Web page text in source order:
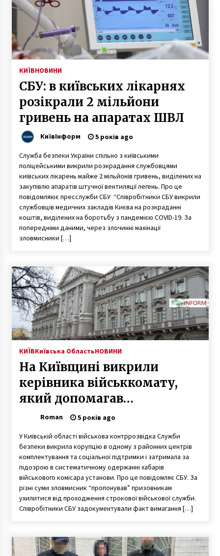
КИЇВНОВИНИ
СБУ: в київських лікарнях
розікрали 2 мільйони
гривень на апаратах ШВЛ
КиївІнформ 5 років ago
Служба безпеки України спільно з київськими
поліцейськими викрили розкрадання службовцями
київських лікарень майже 2 мільйонів гривень, виділених на
закупівлю апаратів штучної вентиляції легень. Про це
повідомляює пресслужби СБУ “Співробітники СБУ викрили
службовців медичних закладів Києва на розкраданні
коштів, виділених на боротьбу з пандемією COVID-19. За
попередніми даними, через злочинні махінації
зловмисники […]
КИЇВКиївська ОбластьНОВИНИ
На Київщині викрили
керівника військкомату,
який допомагав
призовникам “ухилятися
від армії”
Roman 5 років ago
У Київській області військова контррозвідка Служби
безпеки викрила корупцію в одному з районних центрів
комплектування та соціальної підтримки і затримала за
підозрою в систематичному одержанні хабарів
військового комісара установи. Про це повідомляє СБУ. За
різні суми зловмисник “пропонував” призовникам
ухилитися від проходження строкової військової служби.
Співробітники СБУ задокументували факт вимагання […]